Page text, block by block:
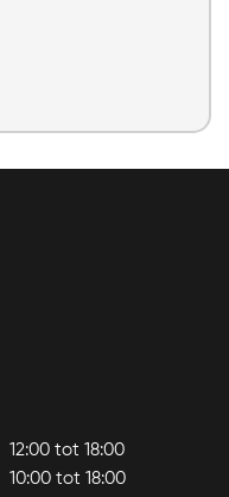
12:00 tot 18:00
10:00 tot 18:00